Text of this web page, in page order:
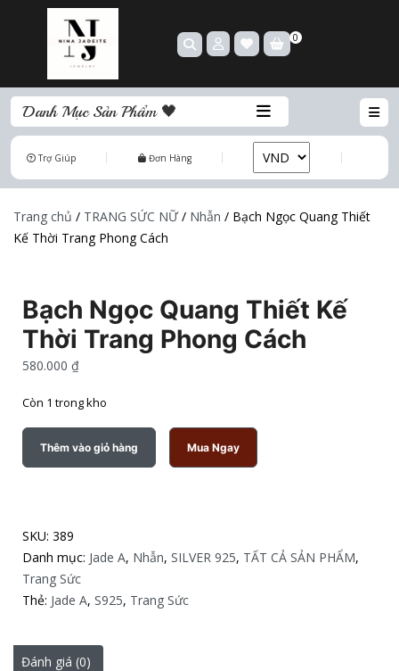
0
Danh Mục Sản Phẩm 🖤
Trợ Giúp Đơn Hàng
Trang chủ / TRANG SỨC NỮ/ Nhẫn / Bạch Ngọc Quang Thiết
Kế Thời Trang Phong Cách
Bạch Ngọc Quang Thiết Kế
Thời Trang Phong Cách
580.000 ₫
Còn 1 trong kho
Thêm vào giỏ hàng Mua Ngay
SKU: 389
Danh mục: Jade A, Nhẫn, SILVER 925, TẤT CẢ SẢN PHẨM,
Trang Sức
Thẻ: Jade A, S925, Trang Sức
Đánh giá (0)